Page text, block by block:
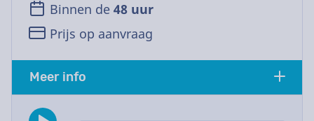
Binnen de 48 uur
Prijs op aanvraag
Meer info